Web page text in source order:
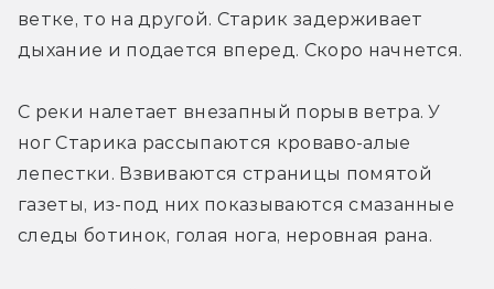
ветке, то на другой. Старик задерживает
дыхание и подается вперед. Скоро начнется.
С реки налетает внезапный порыв ветра. У
ног Старика рассыпаются кроваво-алые
лепестки. Взвиваются страницы помятой
газеты, из-под них показываются смазанные
следы ботинок, голая нога, неровная рана.